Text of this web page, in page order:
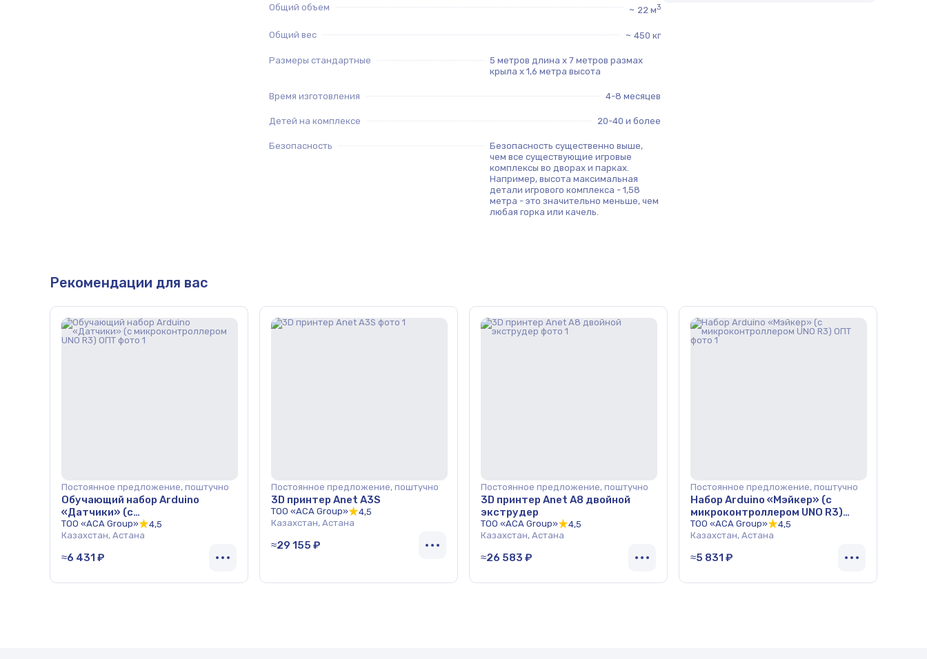
Общий объем ~ 22 м3
Общий вес ~ 450 кг
Размеры стандартные
5 метров длина х 7 метров размах
крыла х 1,6 метра высота
Время изготовления 4-8 месяцев
Детей на комплексе 20-40 и более
Безопасность
Безопасность существенно выше,
чем все существующие игровые
комплексы во дворах и парках.
Например, высота максимальная
детали игрового комплекса - 1,58
метра - это значительно меньше, чем
любая горка или качель.
Рекомендации для вас
Постоянное предложение, поштучно
Обучающий набор Arduino
«Датчики» (с
микроконтроллером UNO R3)
ОПТ
ТОО «ACA Group»
4,5
Казахстан, Астана
≈6 431 ₽
Постоянное предложение, поштучно
3D принтер Anet A3S
ТОО «ACA Group»
4,5
Казахстан, Астана
≈29 155 ₽
Постоянное предложение, поштучно
3D принтер Anet A8 двойной
экструдер
ТОО «ACA Group»
4,5
Казахстан, Астана
≈26 583 ₽
Постоянное предложение, поштучно
Набор Arduino «Мэйкер» (с
микроконтроллером UNO R3)
ОПТ
ТОО «ACA Group»
4,5
Казахстан, Астана
≈5 831 ₽